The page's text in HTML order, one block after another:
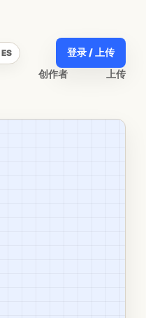
创作者 上传
ES 登录 / 上传